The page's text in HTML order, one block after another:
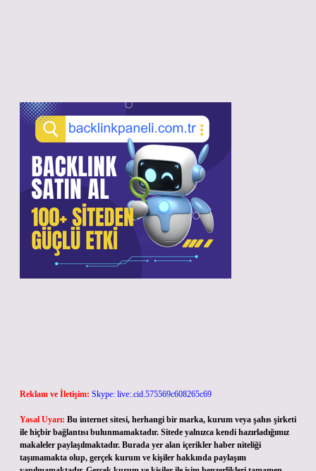
Reklam ve İletişim: Skype: live:.cid.575569c608265c69
Yasal Uyarı: Bu internet sitesi, herhangi bir marka, kurum veya şahıs şirketi
ile hiçbir bağlantısı bulunmamaktadır. Sitede yalnızca kendi hazırladığımız
makaleler paylaşılmaktadır. Burada yer alan içerikler haber niteliği
taşımamakta olup, gerçek kurum ve kişiler hakkında paylaşım